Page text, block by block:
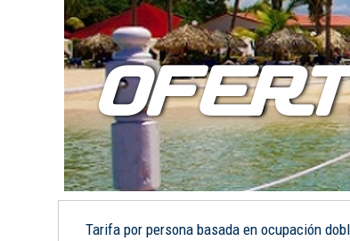
Tarifa por persona basada en ocupación